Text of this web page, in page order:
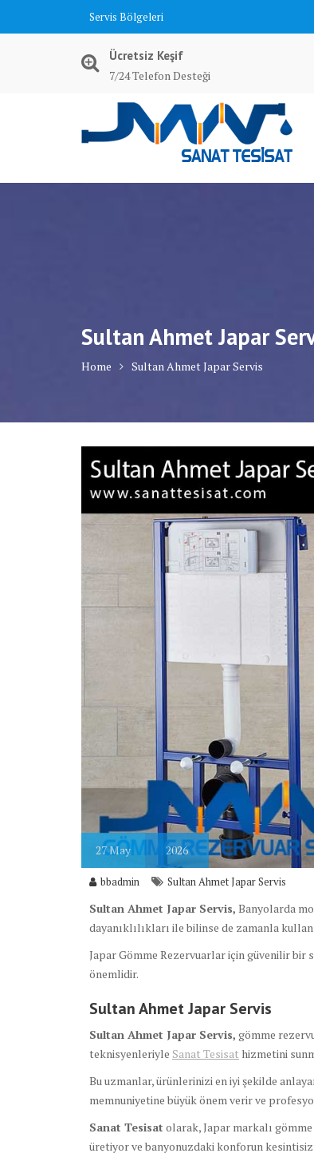
Servis Bölgeleri
Ücretsiz Keşif
7/24 Telefon Desteği
Sultan Ahmet Japar
Home Sultan Ahmet Japar Servis
27May 2026
bbadmin Sultan Ahmet Japar Servis
Sultan Ahmet Japar Servis, Banyolarda
dayanıklılıkları ile bilinse de zamanla
Japar Gömme Rezervuarlar için güvenilir bir
önemlidir.
Sultan Ahmet Japar Servis
Sultan Ahmet Japar Servis, gömme
teknisyenleriyle Sanat Tesisat hizmetini
Bu uzmanlar, ürünlerinizi en iyi şekilde
memnuniyetine büyük önem verir ve
Sanat Tesisat olarak, Japar markalı
üretiyor ve banyonuzdaki konforun